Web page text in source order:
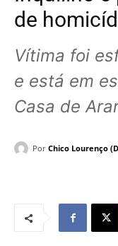
de
Vítima foi
e está em
Casa de
Por Chico Lourenço